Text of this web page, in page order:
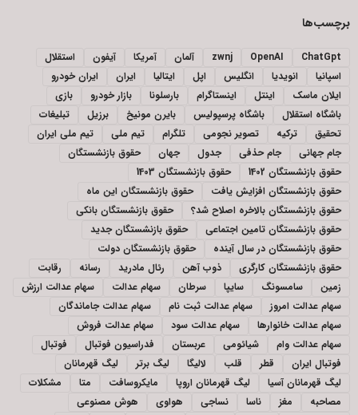
برچسب‌ها
ChatGpt
OpenAI
zwnj آلمان آمریکا آیفون
استقلال
اسپانیا
انویدیا انگلیس اپل ایتالیا ایران
ایران خودرو
ایلان ماسک
اینتل اینستاگرام بارسلونا بازار خودرو
بازی
باشگاه استقلال
باشگاه پرسپولیس بایرن مونیخ برزیل
تبلیغات
تحقیق
ترکیه تصویر نجومی تلگرام تیم ملی
تیم ملی ایران
جام جهانی
جام حذفی جدول جهان
حقوق بازنشستگان
حقوق بازنشستگان 1402
حقوق بازنشستگان 1403
حقوق بازنشستگان افزایش یافت
حقوق بازنشستگان این ماه
حقوق بازنشستگان بالاخره اصلاح شد؟
حقوق بازنشستگان بانکی
حقوق بازنشستگان تامین اجتماعی
حقوق بازنشستگان جدید
حقوق بازنشستگان در سال آینده
حقوق بازنشستگان دولت
حقوق بازنشستگان کارگری
ذوب آهن رئال مادرید رسانه
رقابت
زمین
سامسونگ سایپا سرطان سهام عدالت
سهام عدالت ارزش
سهام عدالت امروز
سهام عدالت ثبت نام
سهام عدالت جاماندگان
سهام عدالت خانوارها
سهام عدالت سود
سهام عدالت فروش
سهام عدالت وام
شیائومی عربستان فدراسیون فوتبال
فوتبال
فوتبال ایران
قطر قلب لالیگا لیگ برتر
لیگ قهرمانان
لیگ قهرمانان آسیا
لیگ قهرمانان اروپا مایکروسافت متا
مشکلات
مصاحبه
مغز ناسا نساجی هواوی
هوش مصنوعی